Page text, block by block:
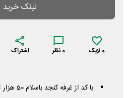
لینک خرید
0 لایک 0 نظر اشتراک
با کد از غرفه کنجد باسلام 50 هزار تومان تخفیف بگیر